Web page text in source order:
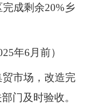
完成剩余20%乡
年6月前）
贸市场，改造完
门及时验收。